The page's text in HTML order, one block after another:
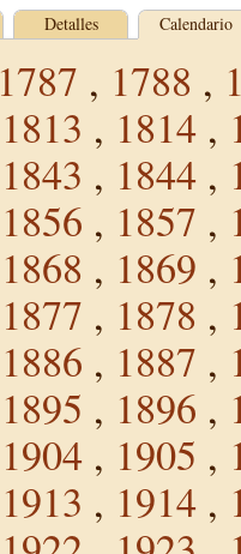
Detalles Calendario
1787 , 1788 ,
1813 , 1814 ,
1843 , 1844 ,
1856 , 1857 ,
1868 , 1869 ,
1877 , 1878 ,
1886 , 1887 ,
1895 , 1896 ,
1904 , 1905 ,
1913 , 1914 ,